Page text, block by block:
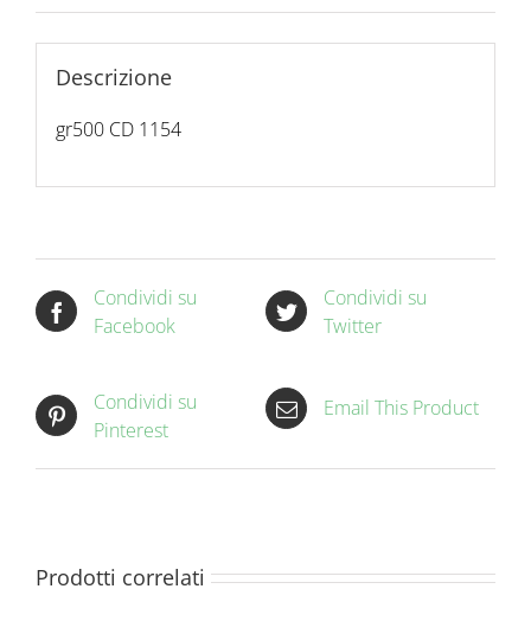
Descrizione
gr500 CD 1154
Condividi su
Facebook
Condividi su
Twitter
Condividi su
Pinterest
Email This Product
Prodotti correlati